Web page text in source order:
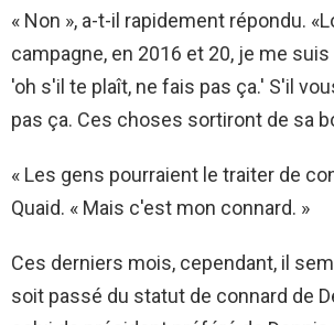
« Non », a-t-il rapidement répondu.
campagne, en 2016 et 20, je me
'oh s'il te plaît, ne fais pas ça.' S'il
pas ça. Ces choses sortiront de sa
« Les gens pourraient le traiter de
Quaid. « Mais c'est mon connard. »
Ces derniers mois, cependant, il
soit passé du statut de connard de